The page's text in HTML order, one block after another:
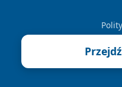
. Poniżej
dziedzictwo Leona XIII
następców, na